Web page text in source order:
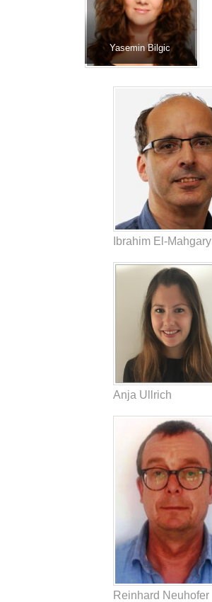
Yasemin Bilgic
Ibrahim El-Mahgary
Anja Ullrich
Reinhard Neuhofer